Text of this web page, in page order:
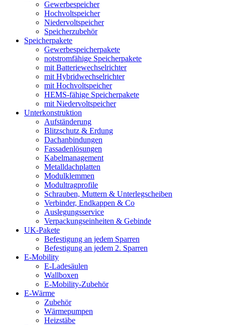
Gewerbespeicher
Hochvoltspeicher
Niedervoltspeicher
Speicherzubehör
Speicherpakete
Gewerbespeicherpakete
notstromfähige Speicherpakete
mit Batteriewechselrichter
mit Hybridwechselrichter
mit Hochvoltspeicher
HEMS-fähige Speicherpakete
mit Niedervoltspeicher
Unterkonstruktion
Aufständerung
Blitzschutz & Erdung
Dachanbindungen
Fassadenlösungen
Kabelmanagement
Metalldachplatten
Modulklemmen
Modultragprofile
Schrauben, Muttern & Unterlegscheiben
Verbinder, Endkappen & Co
Auslegungsservice
Verpackungseinheiten & Gebinde
UK-Pakete
Befestigung an jedem Sparren
Befestigung an jedem 2. Sparren
E-Mobility
E-Ladesäulen
Wallboxen
E-Mobility-Zubehör
E-Wärme
Zubehör
Wärmepumpen
Heizstäbe